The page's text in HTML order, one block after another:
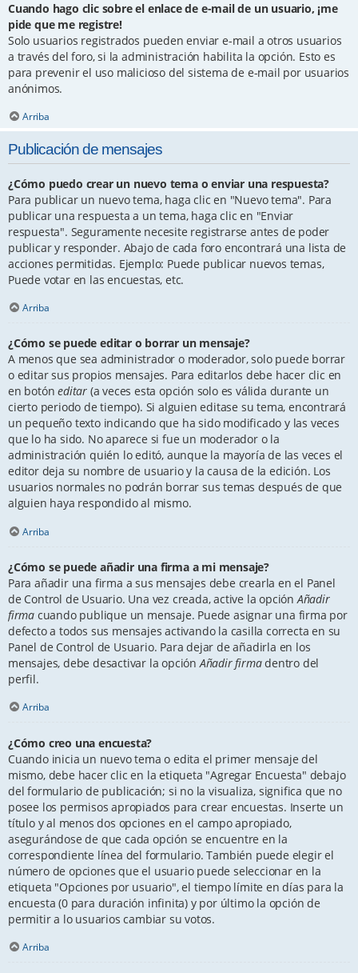
Cuando hago clic sobre el enlace de e-mail de un usuario, ¡me
pide que me registre!
Solo usuarios registrados pueden enviar e-mail a otros usuarios
a través del foro, si la administración habilita la opción. Esto es
para prevenir el uso malicioso del sistema de e-mail por usuarios
anónimos.
Arriba
Publicación de mensajes
¿Cómo puedo crear un nuevo tema o enviar una respuesta?
Para publicar un nuevo tema, haga clic en "Nuevo tema". Para
publicar una respuesta a un tema, haga clic en "Enviar
respuesta". Seguramente necesite registrarse antes de poder
publicar y responder. Abajo de cada foro encontrará una lista de
acciones permitidas. Ejemplo: Puede publicar nuevos temas,
Puede votar en las encuestas, etc.
Arriba
¿Cómo se puede editar o borrar un mensaje?
A menos que sea administrador o moderador, solo puede borrar
o editar sus propios mensajes. Para editarlos debe hacer clic en
en botóneditar (a veces esta opción solo es válida durante un
cierto periodo de tiempo). Si alguien editase su tema, encontrará
un pequeño texto indicando que ha sido modificado y las veces
que lo ha sido. No aparece si fue un moderador o la
administración quién lo editó, aunque la mayoría de las veces el
editor deja su nombre de usuario y la causa de la edición. Los
usuarios normales no podrán borrar sus temas después de que
alguien haya respondido al mismo.
Arriba
¿Cómo se puede añadir una firma a mi mensaje?
Para añadir una firma a sus mensajes debe crearla en el Panel
de Control de Usuario. Una vez creada, active la opciónAñadir
firma cuando publique un mensaje. Puede asignar una firma por
defecto a todos sus mensajes activando la casilla correcta en su
Panel de Control de Usuario. Para dejar de añadirla en los
mensajes, debe desactivar la opciónAñadir firmadentro del
perfil.
Arriba
¿Cómo creo una encuesta?
Cuando inicia un nuevo tema o edita el primer mensaje del
mismo, debe hacer clic en la etiqueta "Agregar Encuesta" debajo
del formulario de publicación; si no la visualiza, significa que no
posee los permisos apropiados para crear encuestas. Inserte un
título y al menos dos opciones en el campo apropiado,
asegurándose de que cada opción se encuentre en la
correspondiente línea del formulario. También puede elegir el
número de opciones que el usuario puede seleccionar en la
etiqueta "Opciones por usuario", el tiempo límite en días para la
encuesta (0 para duración infinita) y por último la opción de
permitir a lo usuarios cambiar su votos.
Arriba